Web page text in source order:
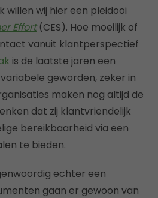
willen wij hier een pleidooi
Effort (CES). Hoe moeilijk of
vanuit klantperspectief
is de laatste jaren een
geworden, zeker in
maken nog altijd de
dat zij klantvriendelijk
bereikbaarheid via een
te bieden.
echter een
gaan er gewoon van